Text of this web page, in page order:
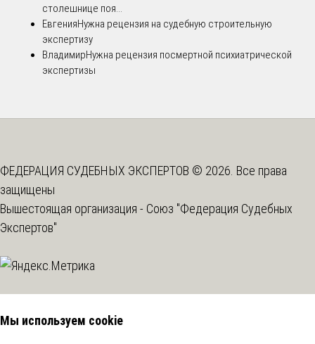
столешнице поя...
ЕвгенияНужна рецензия на судебную строительную
экспертизу
ВладимирНужна рецензия посмертной психиатрической
экспертизы
ФЕДЕРАЦИЯ СУДЕБНЫХ ЭКСПЕРТОВ © 2026. Все права
защищены
Вышестоящая организация - Союз "Федерация Судебных
Экспертов"
Мы используем cookie